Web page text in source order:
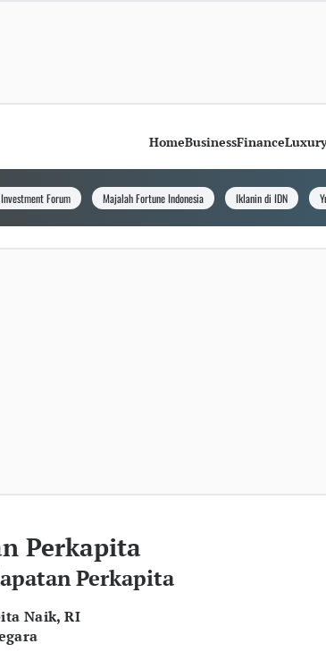
HomeBusinessFinanceLuxury
Forum Majalah Fortune Indonesia Iklanin di IDN
Perkapita
Perkapita
Naik, RI